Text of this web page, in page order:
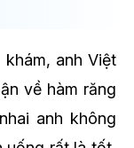
anh Việt
về hàm răng
anh không